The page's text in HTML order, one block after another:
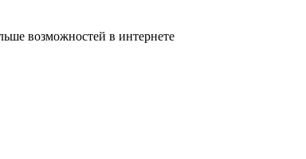
возможностей в интернете